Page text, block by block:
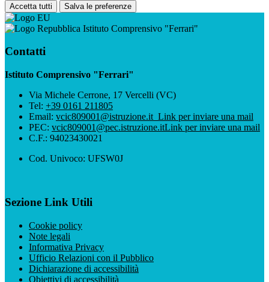
Accetta tutti Salva le preferenze
Istituto Comprensivo "Ferrari"
Contatti
Istituto Comprensivo "Ferrari"
Via Michele Cerrone, 17 Vercelli (VC)
Tel: +39 0161 211805
Email: vcic809001@istruzione.it Link per inviare una mail
PEC: vcic809001@pec.istruzione.itLink per inviare una mail
C.F.: 94023430021
Cod. Univoco: UFSW0J
Sezione Link Utili
Cookie policy
Note legali
Informativa Privacy
Ufficio Relazioni con il Pubblico
Dichiarazione di accessibilità
Obiettivi di accessibilità